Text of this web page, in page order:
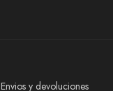
Envios y devoluciones